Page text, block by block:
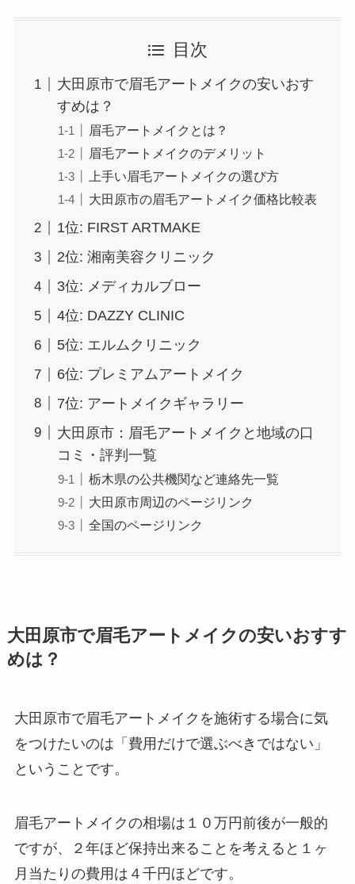
目次
大田原市で眉毛アートメイクの安いおす
すめは？
眉毛アートメイクとは？
眉毛アートメイクのデメリット
上手い眉毛アートメイクの選び方
大田原市の眉毛アートメイク価格比較表
1位: FIRST ARTMAKE
2位: 湘南美容クリニック
3位: メディカルブロー
4位: DAZZY CLINIC
5位: エルムクリニック
6位: プレミアムアートメイク
7位: アートメイクギャラリー
大田原市：眉毛アートメイクと地域の口
コミ・評判一覧
栃木県の公共機関など連絡先一覧
大田原市周辺のページリンク
全国のページリンク
大田原市で眉毛アートメイクの安いおすす
めは？
大田原市で眉毛アートメイクを施術する場合に気
をつけたいのは 「費用だけで選ぶべきではない」
ということです。
眉毛アートメイクの相場は１０万円前後が一般的
ですが、２年ほど保持出来ることを考えると１ヶ
月当たりの費用は４千円ほどです。